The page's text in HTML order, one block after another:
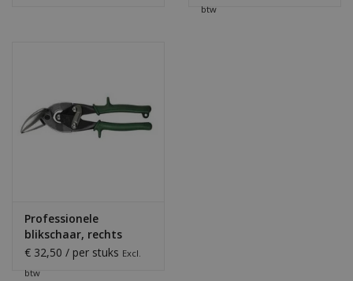
btw
Professionele
blikschaar, rechts
€ 32,50 / per stuks Excl.
btw